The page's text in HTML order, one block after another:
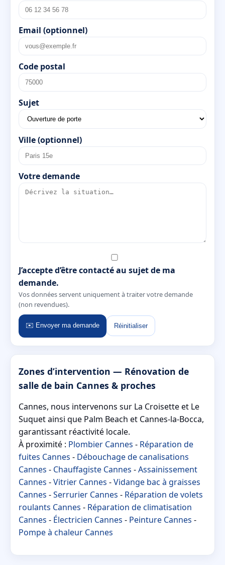
Email (optionnel)
Code postal
Sujet
Ville (optionnel)
Votre demande
J’accepte d’être contacté au sujet de ma
demande.
Vos données servent uniquement à traiter votre demande
(non revendues).
✉️ Envoyer ma demande Réinitialiser
Zones d’intervention — Rénovation de
salle de bain Cannes & proches
Cannes, nous intervenons sur La Croisette et Le
Suquet ainsi que Palm Beach et Cannes-la-Bocca,
garantissant réactivité locale.
À proximité : Plombier Cannes - Réparation de
fuites Cannes - Débouchage de canalisations
Cannes - Chauffagiste Cannes -Assainissement
Cannes -Vitrier Cannes -Vidange bac à graisses
Cannes -Serrurier Cannes - Réparation de volets
roulants Cannes - Réparation de climatisation
Cannes - Électricien Cannes - Peinture Cannes -
Pompe à chaleur Cannes